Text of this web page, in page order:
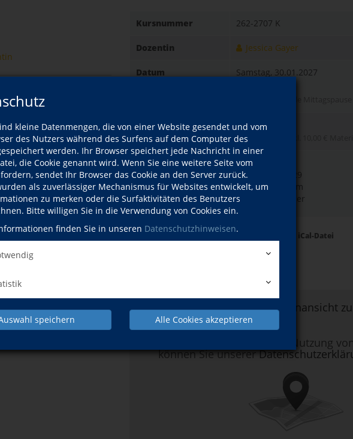
kleine Datenmengen, die von einer Website gesendet und vom
des Nutzers während des Surfens auf dem Computer des
werden. Ihr Browser speichert jede Nachricht in einer
die Cookie genannt wird. Wenn Sie eine weitere Seite vom
sendet Ihr Browser das Cookie an den Server zurück.
als zuverlässiger Mechanismus für Websites entwickelt, um
zu merken oder die Surfaktivitäten des Benutzers
Bitte willigen Sie in die Verwendung von Cookies ein.
finden Sie in unseren Datenschutzhinweisen.
speichern Alle Cookies akzeptieren
Kursnummer 262-2707 K
Dozentin Jessica Gayer
Datum Samstag, 30.01.2027
Gebühr 46,00 EUR
Schüler: 38 € ; inkl. 10,00 €
Ort
vhsHaus
Zerrennerstr. 29
75172 Pforzheim
Raum 501 Atelier
Termine als iCal-Datei
Hier klicken, um Kartenansicht
Mehr Informationen zur Nutzung
können Sie unserer